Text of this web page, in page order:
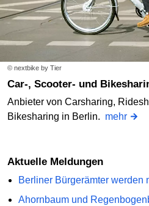
© nextbike by Tier
Car-, Scooter- und
Anbieter von Carsharing,
Bikesharing in Berlin. mehr
Aktuelle Meldungen
Berliner Bürgerämter werden
Ahornbaum und